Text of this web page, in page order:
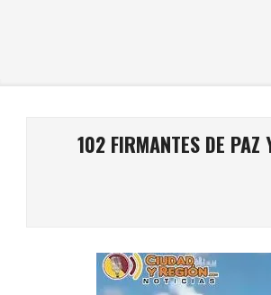
102 FIRMANTES DE PAZ